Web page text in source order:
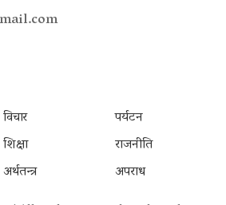
विचार
शिक्षा
अर्थतन्त्र
पर्यटन
राजनीति
अपराध